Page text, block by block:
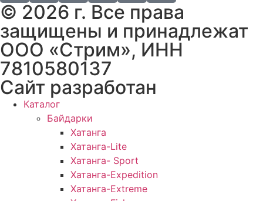
© 2026 г. Все права
защищены и принадлежат
ООО «Стрим», ИНН
7810580137
Сайт разработан
Каталог
Байдарки
Хатанга
Хатанга-Lite
Хатанга- Sport
Хатанга-Expedition
Хатанга-Extreme